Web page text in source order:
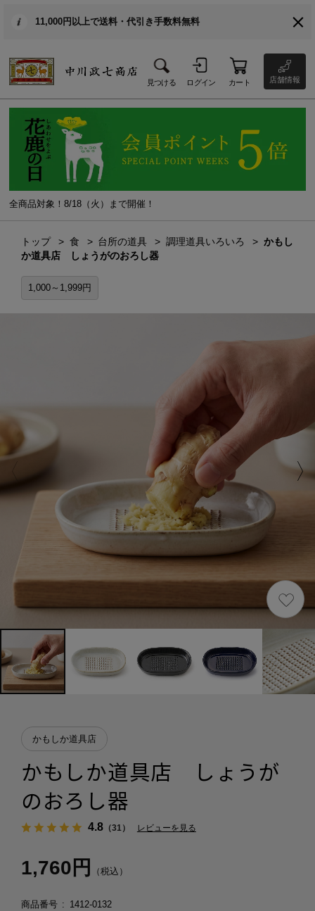
11,000円以上で送料・代引き手数料無料
見つける ログイン カート 店舗情報
全商品対象！8/18（火）まで開催！
トップ 食 台所の道具 調理道具いろいろ
かもし
か道具店 しょうがのおろし器
1,000～1,999円
かもしか道具店
かもしか道具店 しょうが
のおろし器
4.8（31） レビューを見る
1,760円 （税込）
商品番号
1412-0132